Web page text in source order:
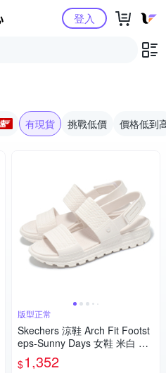
Yahoo購物中心登入
有現貨 挑戰低價 價格低到
版型正常
Skechers 涼鞋 Arch Fit Footst
eps-Sunny Days 女鞋 米白 支
撐 緩衝 雙帶 111461WHT
$1,352